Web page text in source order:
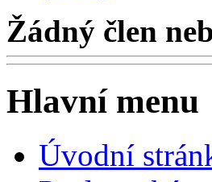
Žádný člen
Hlavní menu
Úvodní